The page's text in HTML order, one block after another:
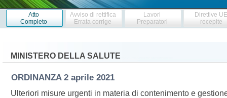
Atto
Completo
Avviso di rettifica
Errata corrige
Lavori
Preparatori
Direttive
recepite
MINISTERO DELLA SALUTE
ORDINANZA 2 aprile 2021
Ulteriori misure urgenti in materia di contenimento e